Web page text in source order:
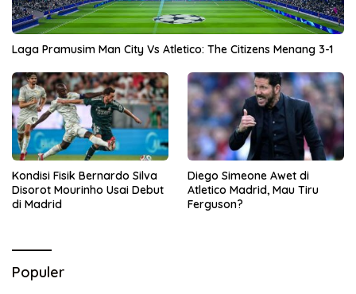
Laga Pramusim Man City Vs Atletico: The Citizens Menang 3-1
Kondisi Fisik Bernardo Silva
Disorot Mourinho Usai Debut
di Madrid
Diego Simeone Awet di
Atletico Madrid, Mau Tiru
Ferguson?
Populer